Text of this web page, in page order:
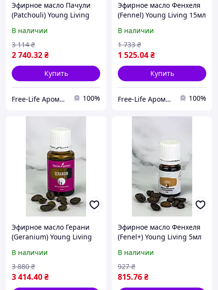
Эфирное масло Пачули
(Patchouli) Young Living
В наличии
2 740.32₴
3 114 ₴
Купить
Free-Life Ароматерапия | Натуральные эфирные масла | 100%
Эфирное масло Фенхеля
(Fennel) Young Living 15мл
В наличии
1 525.04₴
1 733 ₴
Купить
Free-Life Ароматерапия | Натуральные эфирные масла | 100%
Эфирное масло Герани
(Geranium) Young Living
В наличии
3 414.40₴
3 880 ₴
Эфирное масло Фенхеля
(Fenel+) Young Living 5мл
В наличии
815.76₴
927 ₴